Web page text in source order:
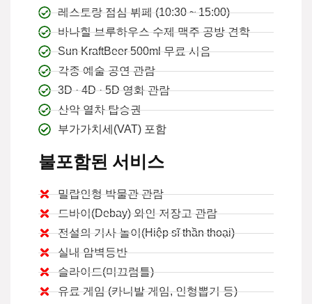
레스토랑 점심 뷔페 (10:30 ~ 15:00)
바나힐 브루하우스 수제 맥주 공방 견학
Sun KraftBeer 500ml 무료 시음
각종 예술 공연 관람
3D · 4D · 5D 영화 관람
산악 열차 탑승권
부가가치세(VAT) 포함
불포함된 서비스
밀랍인형 박물관 관람
드바이(Debay) 와인 저장고 관람
전설의 기사 놀이(Hiệp sĩ thần thoại)
실내 암벽등반
슬라이드(미끄럼틀)
유료 게임 (카니발 게임, 인형뽑기 등)